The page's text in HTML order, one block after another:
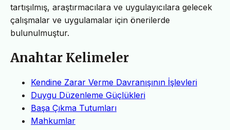
tartışılmış, araştırmacılara ve uygulayıcılara gelecek
çalışmalar ve uygulamalar için önerilerde
bulunulmuştur.
Anahtar Kelimeler
Kendine Zarar Verme Davranışının İşlevleri
Duygu Düzenleme Güçlükleri
Başa Çıkma Tutumları
Mahkumlar